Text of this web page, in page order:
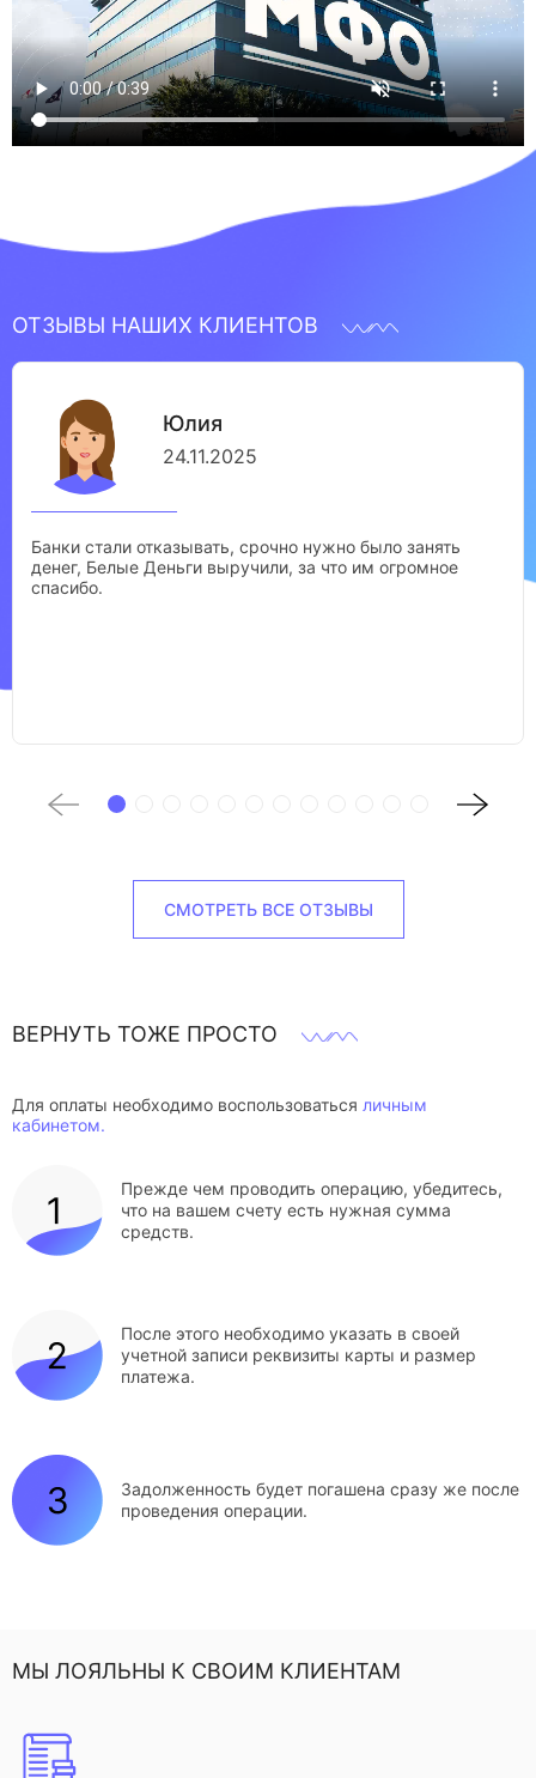
ОТЗЫВЫ НАШИХ КЛИЕНТОВ
Юлия
24.11.2025
Банки стали отказывать, срочно нужно было занять
денег, Белые Деньги выручили, за что им огромное
спасибо.
СМОТРЕТЬ ВСЕ ОТЗЫВЫ
ВЕРНУТЬ ТОЖЕ ПРОСТО
Для оплаты необходимо воспользоваться личным
кабинетом.
Прежде чем проводить операцию, убедитесь,
что на вашем счету есть нужная сумма
средств.
После этого необходимо указать в своей
учетной записи реквизиты карты и размер
платежа.
Задолженность будет погашена сразу же после
проведения операции.
МЫ ЛОЯЛЬНЫ К СВОИМ КЛИЕНТАМ